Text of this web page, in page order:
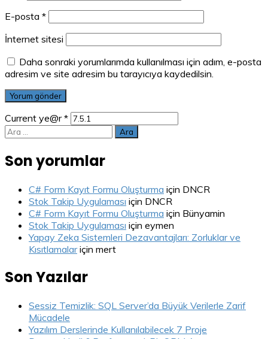
E-posta *
İnternet sitesi
Daha sonraki yorumlarımda kullanılması için adım, e-posta
adresim ve site adresim bu tarayıcıya kaydedilsin.
Current ye@r*
Arama:
Son yorumlar
C# Form Kayıt Formu Oluşturma için DNCR
Stok Takip Uygulaması için DNCR
C# Form Kayıt Formu Oluşturma için Bünyamin
Stok Takip Uygulaması için eymen
Yapay Zeka Sistemleri Dezavantajları: Zorluklar ve
Kısıtlamalariçin mert
Son Yazılar
Sessiz Temizlik: SQL Server’da Büyük Verilerle Zarif
Mücadele
Yazılım Derslerinde Kullanılabilecek 7 Proje